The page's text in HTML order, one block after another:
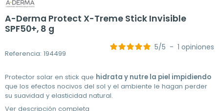
A-Derma Protect X-Treme Stick Invisible
SPF50+, 8 g
Referencia: 194499
5/5 - 1 opiniones
Protector solar en stick que hidrata y nutre la piel impidiendo
que los efectos nocivos del sol y el ambiente le hagan perder
su suavidad y elasticidad natural.
Ver descripción completa